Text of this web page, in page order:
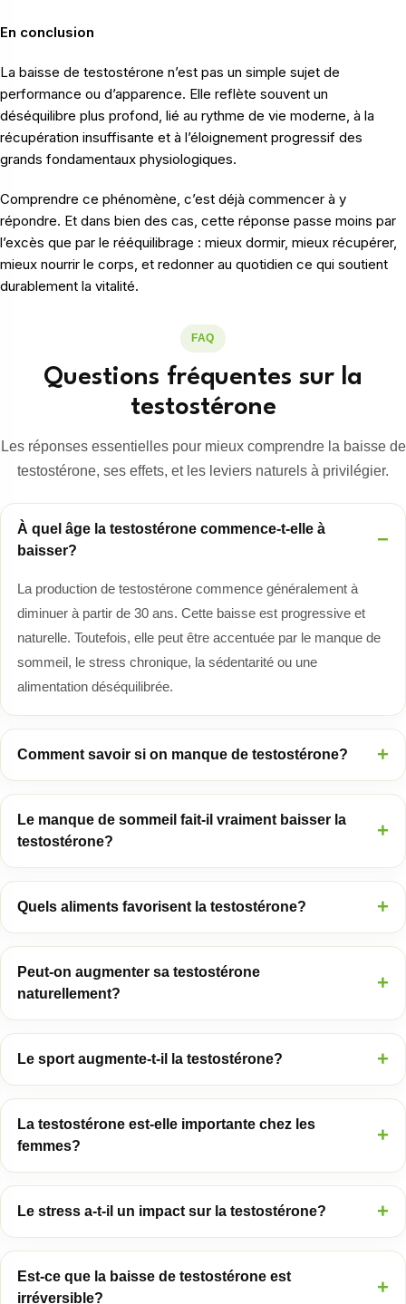
En conclusion
La baisse de testostérone n’est pas un simple sujet de
performance ou d’apparence. Elle reflète souvent un
déséquilibre plus profond, lié au rythme de vie moderne, à la
récupération insuffisante et à l’éloignement progressif des
grands fondamentaux physiologiques.
Comprendre ce phénomène, c’est déjà commencer à y
répondre. Et dans bien des cas, cette réponse passe moins par
l’excès que par le rééquilibrage : mieux dormir, mieux récupérer,
mieux nourrir le corps, et redonner au quotidien ce qui soutient
durablement la vitalité.
FAQ
Questions fréquentes sur la
testostérone
Les réponses essentielles pour mieux comprendre la baisse de
testostérone, ses effets, et les leviers naturels à privilégier.
À quel âge la testostérone commence-t-elle à
baisser?
La production de testostérone commence généralement à
diminuer à partir de 30 ans. Cette baisse est progressive et
naturelle. Toutefois, elle peut être accentuée par le manque de
sommeil, le stress chronique, la sédentarité ou une
alimentation déséquilibrée.
Comment savoir si on manque de testostérone?
Le manque de sommeil fait-il vraiment baisser la
testostérone?
Quels aliments favorisent la testostérone?
Peut-on augmenter sa testostérone
naturellement?
Le sport augmente-t-il la testostérone?
La testostérone est-elle importante chez les
femmes?
Le stress a-t-il un impact sur la testostérone?
Est-ce que la baisse de testostérone est
irréversible?